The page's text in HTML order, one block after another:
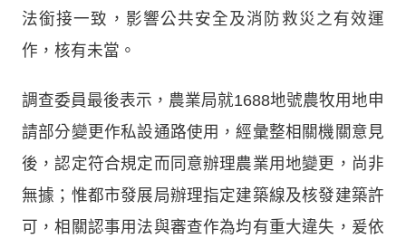
法銜接一致，影響公共安全及消防救災之有效運
作，核有未當。
調查委員最後表示，農業局就1688地號農牧用地申
請部分變更作私設通路使用，經彙整相關機關意見
後，認定符合規定而同意辦理農業用地變更，尚非
無據；惟都市發展局辦理指定建築線及核發建築許
可，相關認事用法與審查作為均有重大違失，爰依